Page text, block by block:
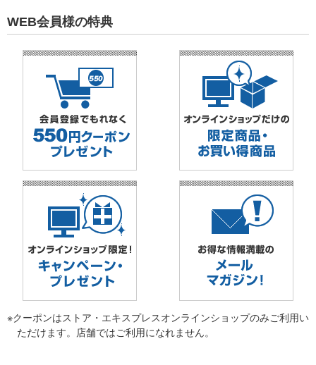
WEB会員様の特典
※クーポンはストア・エキスプレスオンラインショップのみご利用い
ただけます。店舗ではご利用になれません。